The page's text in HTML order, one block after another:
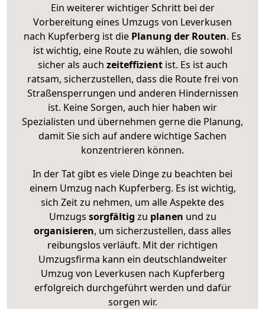
Ein weiterer wichtiger Schritt bei der
Vorbereitung eines Umzugs von Leverkusen
nach Kupferberg ist die Planung der Routen. Es
ist wichtig, eine Route zu wählen, die sowohl
sicher als auch zeiteffizientist. Es ist auch
ratsam, sicherzustellen, dass die Route frei von
Straßensperrungen und anderen Hindernissen
ist. Keine Sorgen, auch hier haben wir
Spezialisten und übernehmen gerne die Planung,
damit Sie sich auf andere wichtige Sachen
konzentrieren können.
In der Tat gibt es viele Dinge zu beachten bei
einem Umzug nach Kupferberg. Es ist wichtig,
sich Zeit zu nehmen, um alle Aspekte des
Umzugs sorgfältig zu planen und zu
organisieren, um sicherzustellen, dass alles
reibungslos verläuft. Mit der richtigen
Umzugsfirma kann ein deutschlandweiter
Umzug von Leverkusen nach Kupferberg
erfolgreich durchgeführt werden und dafür
sorgen wir.